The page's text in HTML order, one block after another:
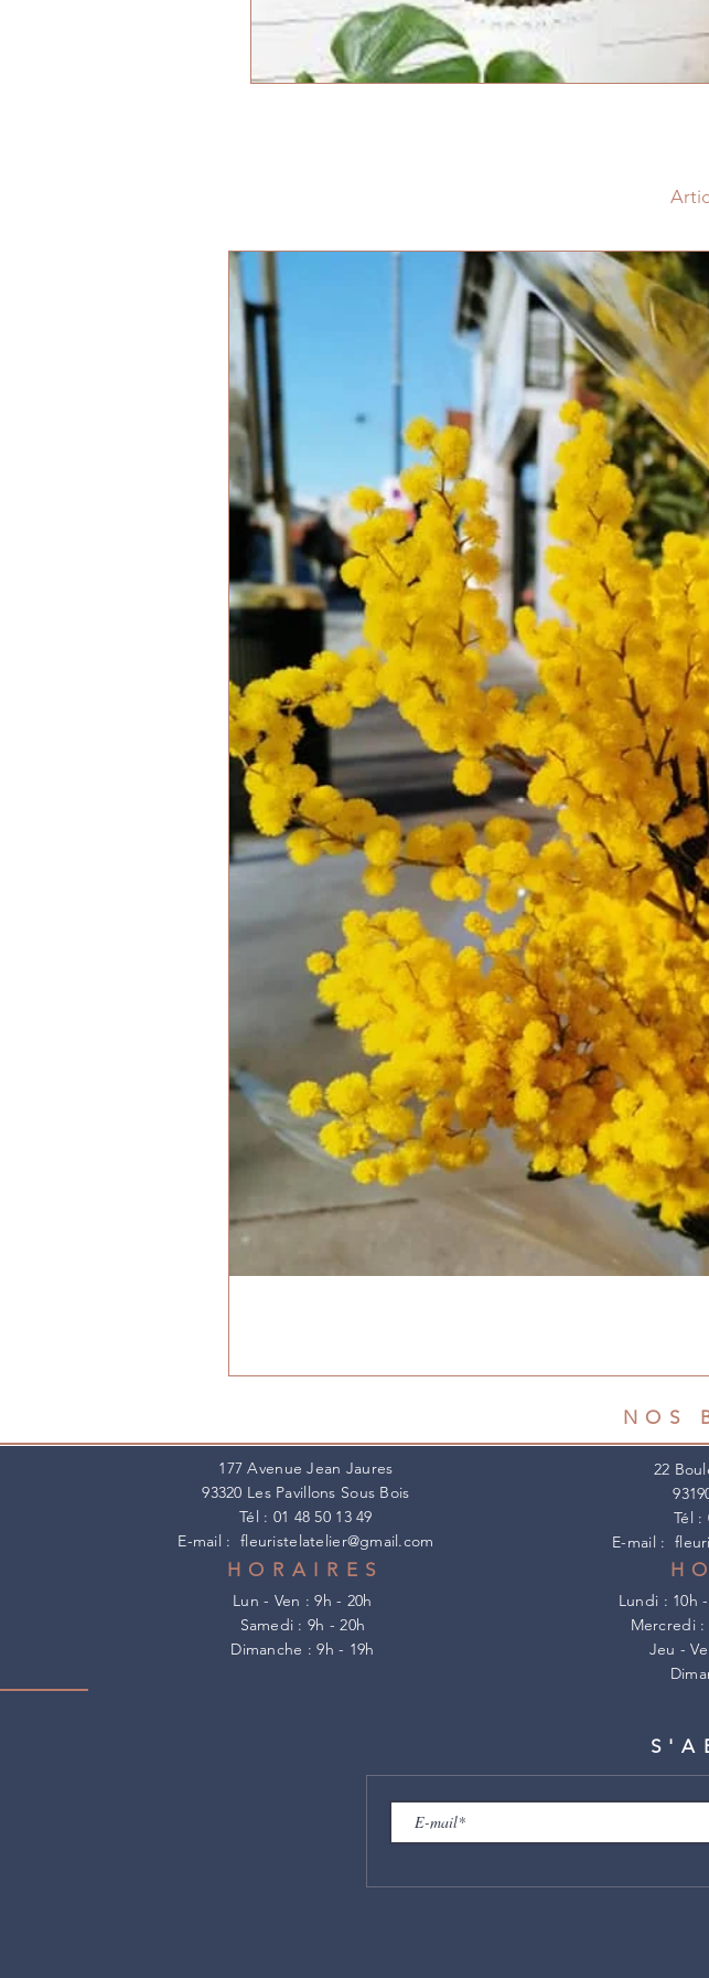
NOS
177 Avenue Jean Jaures
93320 Les Pavillons Sous Bois
Tél : 01 48 50 13 49
E-mail :fleuristelatelier@gmail.com
HORAIRES
Lun - Ven : 9h - 20h
​​Samedi : 9h - 20h
​Dimanche : 9h - 19h
22
Tél :
E-mail :
Lundi : 10h
Mercredi :
Jeu -